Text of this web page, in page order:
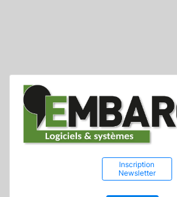
Inscription
Newsletter